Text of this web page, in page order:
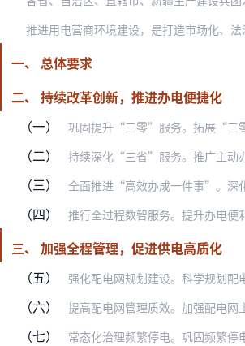
一、 总体要求
二、 持续改革创新，推进办电便捷化
（一）
巩固提升“三零”服务。拓展“三零”服务对象。全力支持民营经济发展壮大，将低压办电“零投资”扩大至160千瓦及
（二） 持续深化“三省”服务。推广主动办电服务。供电企业通过政务平台等渠道动态获取项目用电需求，超前对接用户，主动
（三） 全面推进“高效办成一件事”。深化水电气等联合服务。地方能源（电力）主管部门协同配合相关部门，加快推进水电气
（四） 推行全过程数智服务。提升办电便利度。地方能源（电力）主管部门积极推动供电服务融入数字政府建设，强化电子证照
三、 加强全程管理，促进供电高质化
（五）
强化配电网规划建设。科学规划配电网布局。地方能源（电力）主管部门组织落实配电网高质量发展相关要求，指导供电
（六） 提高配电网管理质效。加强配电网主动运维。供电企业深化配电网智能巡检体系建设，加强带电检测装备应用，推广无人
（七） 常态化治理频繁停电。巩固频繁停电整治成效。供电企业严格按照“一年内停电次数不超过5次”、“连续60天停电次